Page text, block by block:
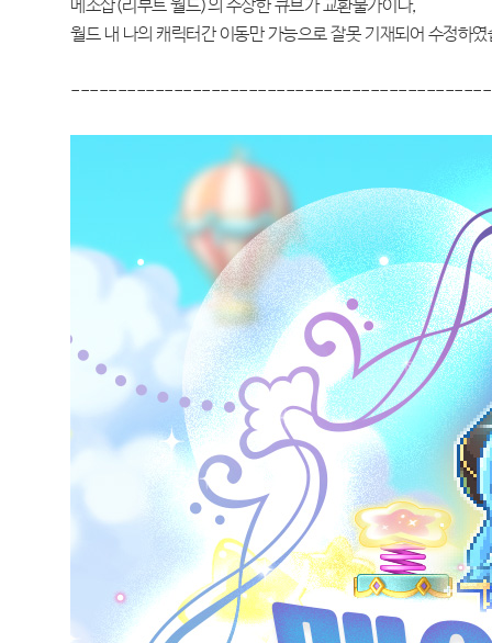
메소샵(리부트 월드)의 수상한 큐브가 교환불가이나,
월드 내 나의 캐릭터간 이동만 가능으로 잘못 기재되어 수정